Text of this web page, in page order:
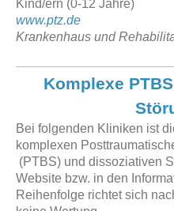
Kind/ern (0-12 Jahre)
www.ptz.de
Krankenhaus und
Komplexe
Bei folgenden Kliniken ist
komplexen
(PTBS) und dissoziativen
Website bzw. in den
Reihenfolge richtet sich